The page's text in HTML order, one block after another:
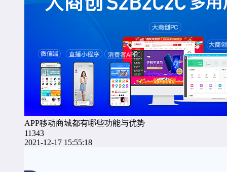
APP移动商城都有哪些功能与优势
11343
2021-12-17 15:55:18